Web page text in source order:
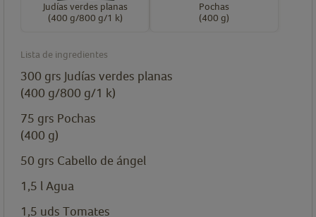
Judías verdes planas
(400 g/800 g/1 k)
Pochas
(400 g)
Lista de ingredientes
300 grs Judías verdes planas
(400 g/800 g/1 k)
75 grs Pochas
(400 g)
50 grs Cabello de ángel
1,5 lAgua
1,5 uds Tomates